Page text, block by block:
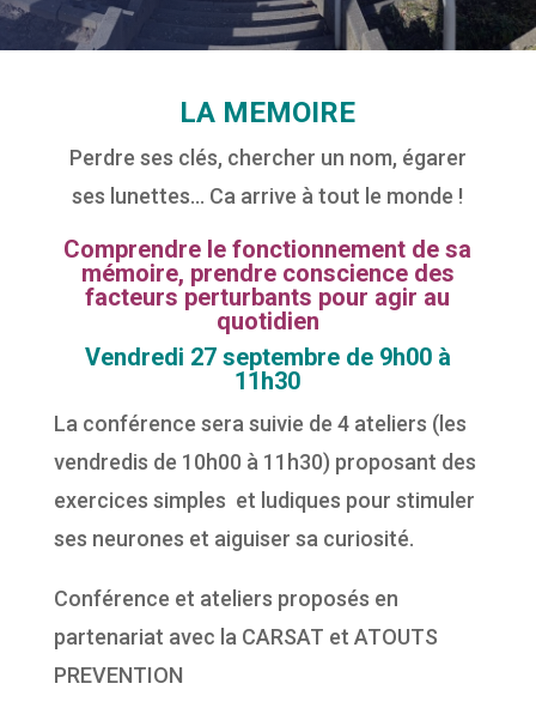
LA MEMOIRE
Perdre ses clés, chercher un nom, égarer
ses lunettes… Ca arrive à tout le monde !
Comprendre le fonctionnement de sa
mémoire, prendre conscience des
facteurs perturbants pour agir au
quotidien
Vendredi 27 septembre de 9h00 à
11h30
La conférence sera suivie de 4 ateliers (les
vendredis de 10h00 à 11h30) proposant des
exercices simples et ludiques pour stimuler
ses neurones et aiguiser sa curiosité.
Conférence et ateliers proposés en
partenariat avec la CARSAT et ATOUTS
PREVENTION